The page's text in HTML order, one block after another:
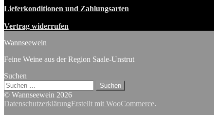
Lieferkonditionen und Zahlungsarten
Vertrag widerrufen
Wannseewein
Feine Weine aus der Region Saale-Unstrut
Suchen
Suchen
nach:
© Wannseewein 2026
DatenschutzerklärungErstellt mit WooCommerce.